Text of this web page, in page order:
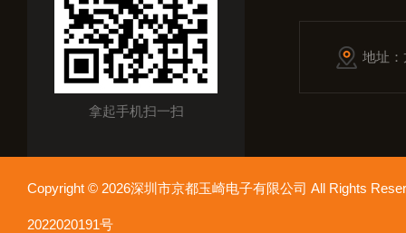
拿起手机扫一扫
地址
Copyright © 2026深圳市京都玉崎电子有限公司 All Rights
2022020191号